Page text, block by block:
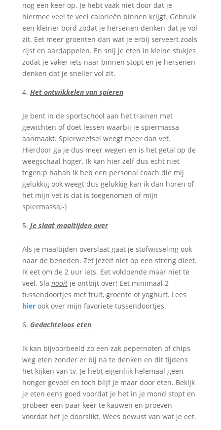
nog een keer op. Je hebt vaak niet door dat je
hiermee veel te veel calorieën binnen krijgt. Gebruik
een kleiner bord zodat je hersenen denken dat je vol
zit. Eet meer groenten dan wat je erbij serveert zoals
rijst en aardappelen. En snij je eten in kleine stukjes
zodat je vaker iets naar binnen stopt en je hersenen
denken dat je sneller vol zit.
Het ontwikkelen van spieren
Je bent in de sportschool aan het trainen met
gewichten of doet lessen waarbij je spiermassa
aanmaakt. Spierweefsel weegt meer dan vet.
Hierdoor ga je dus meer wegen en is het getal op de
weegschaal hoger. Ik kan hier zelf dus echt niet
tegen:p hahah ik heb een personal coach die mij
gelukkig ook weegt dus gelukkig kan ik dan horen of
het mijn vet is dat is toegenomen of mijn
spiermassa;-)
Je slaat maaltijden over
Als je maaltijden overslaat gaat je stofwisseling ook
naar de beneden. Zet jezelf niet op een streng dieet.
Ik eet om de 2 uur iets. Eet voldoende maar niet te
veel. Sla nooitje ontbijt over! Eet minimaal 2
tussendoortjes met fruit, groente of yoghurt. Lees
hier ook over mijn favoriete tussendoortjes.
Gedachteloos eten
Ik kan bijvoorbeeld zo een zak pepernoten of chips
weg eten zonder er bij na te denken en dit tijdens
het kijken van tv. Je hebt eigenlijk helemaal geen
honger gevoel en toch blijf je maar door eten. Bekijk
je eten eens goed voordat je het in je mond stopt en
probeer een paar keer te kauwen en proeven
voordat het je doorslikt. Wees bewust van wat je eet.